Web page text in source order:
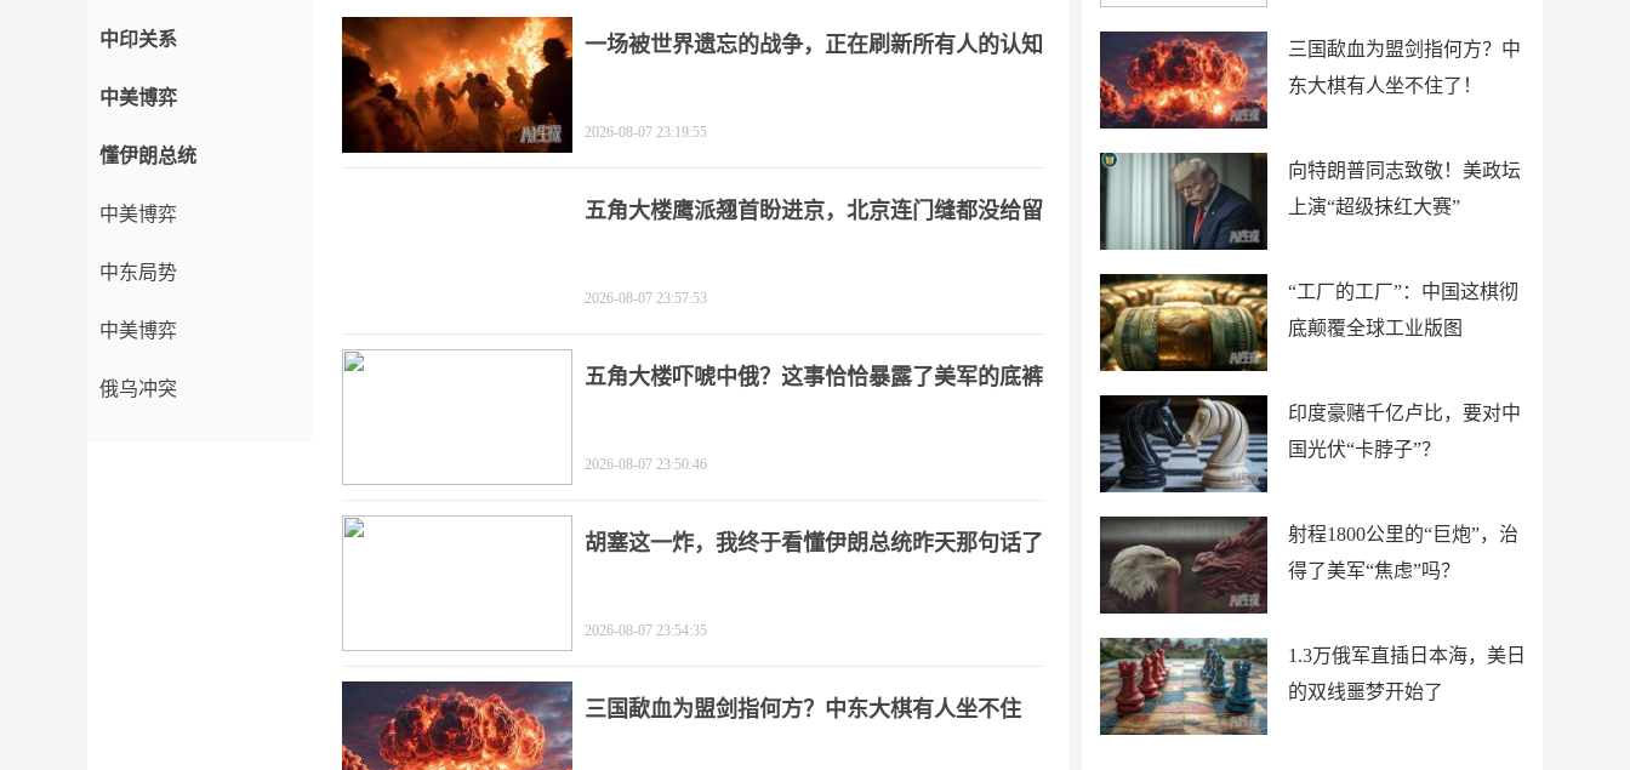
三国歃血为盟剑指何方？中
东大棋有人坐不住了！
向特朗普同志致敬！美政坛
上演“超级抹红大赛”
“工厂的工厂”：中国这棋彻
底颠覆全球工业版图
印度豪赌千亿卢比，要对中
国光伏“卡脖子”？
射程1800公里的“巨炮”，治
得了美军“焦虑”吗？
1.3万俄军直插日本海，美日
的双线噩梦开始了
中印关系
中美博弈
懂伊朗总统
中美博弈
中东局势
中美博弈
俄乌冲突
一场被世界遗忘的战争，正在刷新所有人的认知
2026-08-07 23:19:55
五角大楼鹰派翘首盼进京，北京连门缝都没给留
2026-08-07 23:57:53
五角大楼吓唬中俄？这事恰恰暴露了美军的底裤
2026-08-07 23:50:46
胡塞这一炸，我终于看懂伊朗总统昨天那句话了
2026-08-07 23:54:35
三国歃血为盟剑指何方？中东大棋有人坐不住